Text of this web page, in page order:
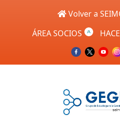
Volver a
ÁREA SOCIOS